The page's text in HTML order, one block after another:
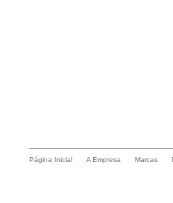
Página Inicial A Empresa Marcas